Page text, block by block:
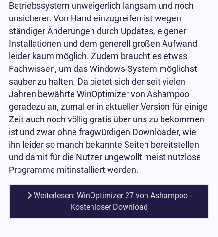
Betriebssystem unweigerlich langsam und noch
unsicherer. Von Hand einzugreifen ist wegen
ständiger Änderungen durch Updates, eigener
Installationen und dem generell großen Aufwand
leider kaum möglich. Zudem braucht es etwas
Fachwissen, um das Windows-System möglichst
sauber zu halten. Da bietet sich der seit vielen
Jahren bewährte WinOptimizer von Ashampoo
geradezu an, zumal er in aktueller Version für einige
Zeit auch noch völlig gratis über uns zu bekommen
ist und zwar ohne fragwürdigen Downloader, wie
ihn leider so manch bekannte Seiten bereitstellen
und damit für die Nutzer ungewollt meist nutzlose
Programme mitinstalliert werden.
Weiterlesen: WinOptimizer 27 von Ashampoo -
Kostenloser Download